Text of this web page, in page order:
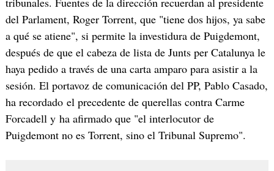
del Parlament, Roger Torrent, que "tiene dos hijos, ya sabe
a qué se atiene", si permite la investidura de Puigdemont,
después de que el cabeza de lista de Junts per Catalunya le
haya pedido a través de una carta amparo para asistir a la
sesión. El portavoz de comunicación del PP, Pablo Casado,
ha recordado el precedente de querellas contra Carme
Forcadell y ha afirmado que "el interlocutor de
Puigdemont no es Torrent, sino el Tribunal Supremo".